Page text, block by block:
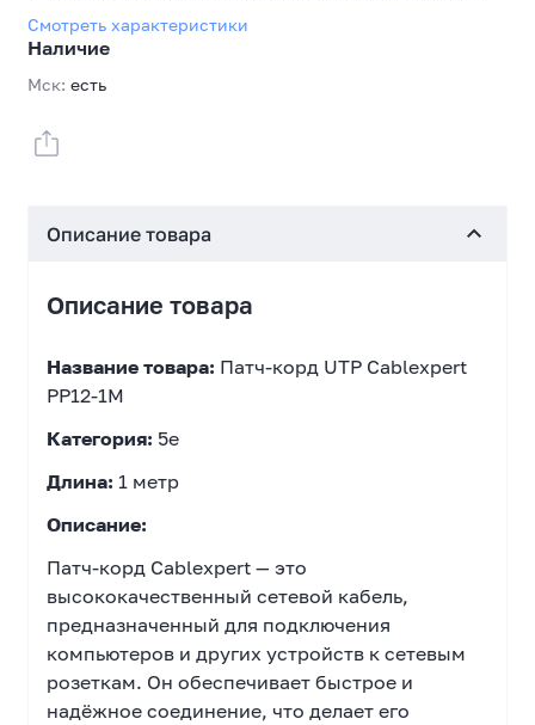
Максимальная скорость передачи данных: 1 Гбит/с,
Конструкция кабеля: U/UTP (UTP), Категория: Cat.5e,
кабеля: Розовый
Смотреть характеристики
Наличие
Мск:есть
Описание товара
Описание товара
Название товара: Патч-корд UTP Cablexpert
PP12-1M
Категория: 5e
Длина: 1 метр
Описание:
Патч-корд Cablexpert — это
высококачественный сетевой кабель,
предназначенный для подключения
компьютеров и других устройств к сетевым
розеткам. Он обеспечивает быстрое и
надёжное соединение, что делает его